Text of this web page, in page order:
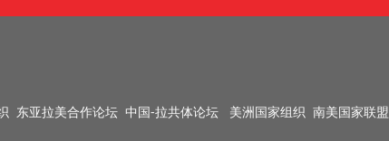
东亚拉美合作论坛 中国-拉共体论坛 美洲国家组织 南美国家联盟